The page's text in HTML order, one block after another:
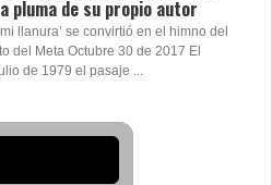
pluma de su propio autor
llanura’ se convirtió en el himno del
del Meta Octubre 30 de 2017 El
de 1979 el pasaje ...